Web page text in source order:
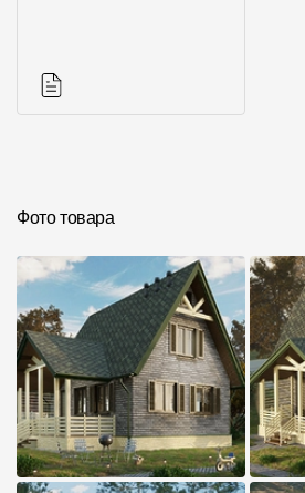
Фото товара